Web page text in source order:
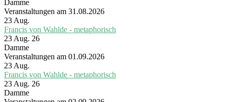
Damme
Veranstaltungen am 31.08.2026
23 Aug.
Francis von Wahlde - metaphorisch
23 Aug. 26
Damme
Veranstaltungen am 01.09.2026
23 Aug.
Francis von Wahlde - metaphorisch
23 Aug. 26
Damme